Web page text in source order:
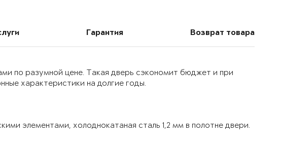
Гарантия Возврат товара
по разумной цене. Такая дверь сэкономит бюджет и при
характеристики на долгие годы.
элементами, холоднокатаная сталь 1,2 мм в полотне двери.